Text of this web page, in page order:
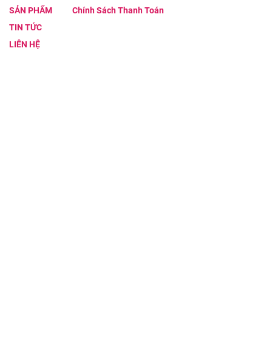
SẢN PHẨM
Chính Sách Thanh Toán
TIN TỨC
LIÊN HỆ